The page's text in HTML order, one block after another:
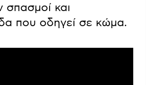
και
που οδηγεί σε κώμα.